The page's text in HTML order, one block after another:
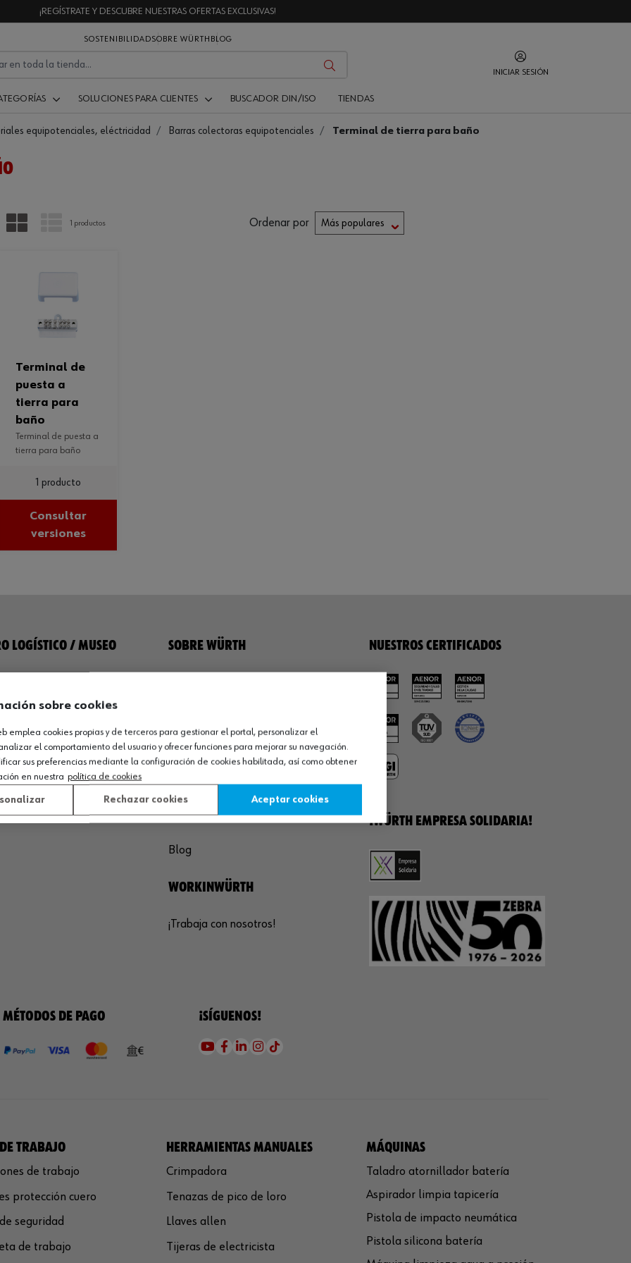
¡REGÍSTRATE Y DESCUBRE NUESTRAS OFERTAS EXCLUSIVAS!
SOSTENIBILIDADSOBRE WÜRTH BLOG
INICIAR SESIÓN
SOLUCIONES PARA CLIENTES BUSCADOR DIN/ISO TIENDAS
equipotenciales, eléctricidad Barras colectoras equipotenciales Terminal de tierra para baño
PARRILLA LISTA
1 productos Ordenar por
terminal de
puesta a
tierra para
baño
terminal de puesta a
tierra para baño
1 producto
Consultar
versiones
LOGÍSTICO / MUSEO
Cameros, pcls. 86-88
España
01
SOBRE WÜRTH
Compliance
Calidad
COMUNICACIÓN
Blog
WORKINWÜRTH
¡Trabaja con nosotros!
NUESTROS CERTIFICADOS
¡WÜRTH EMPRESA SOLIDARIA!
MÉTODOS DE PAGO ¡SÍGUENOS!
TRABAJO
de trabajo
protección cuero
seguridad
de trabajo
HERRAMIENTAS MANUALES
Crimpadora
Tenazas de pico de loro
Llaves allen
Tijeras de electricista
MÁQUINAS
Taladro atornillador batería
Aspirador limpia tapicería
Pistola de impacto neumática
Pistola silicona batería
sobre cookies
emplea cookies propias y de terceros para gestionar el portal, personalizar el
el comportamiento del usuario y ofrecer funciones para mejorar su navegación.
sus preferencias mediante la configuración de cookies habilitada, así como obtener
en nuestra política de cookies
Rechazar cookies Aceptar cookies